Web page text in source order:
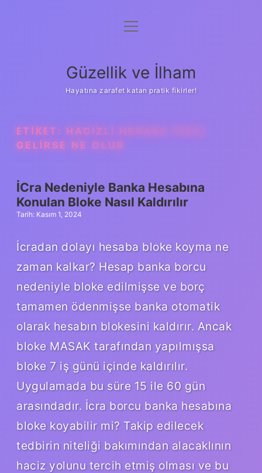
Anasayfa
Yasal Uyarı
menüyü
Güzellik ve İlham
Hayatına zarafet katan pratik fikirler!
ETIKET: HACIZLI HESABA PARA
GELIRSE NE OLUR
İCra Nedeniyle Banka Hesabına
Konulan Bloke Nasıl Kaldırılır
Tarih: Kasım 1, 2024
İcradan dolayı hesaba bloke koyma ne
zaman kalkar? Hesap banka borcu
nedeniyle bloke edilmişse ve borç
tamamen ödenmişse banka otomatik
olarak hesabın blokesini kaldırır. Ancak
bloke MASAK tarafından yapılmışsa
bloke 7 iş günü içinde kaldırılır.
Uygulamada bu süre 15 ile 60 gün
arasındadır. İcra borcu banka hesabına
bloke koyabilir mi? Takip edilecek
tedbirin niteliği bakımından alacaklının
haciz yolunu tercih etmiş olması ve bu